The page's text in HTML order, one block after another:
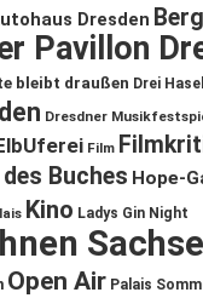
Dresden
Pavillon
bleibt draußen Drei
Dresdner
Film
des Buches Hope-
Kino Ladys Gin Night
Open Air Palais